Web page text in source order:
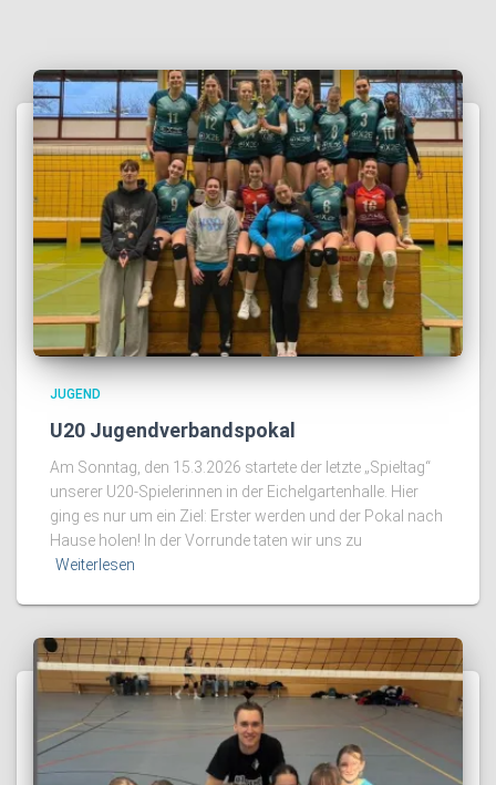
JUGEND
U20 Jugendverbandspokal
Am Sonntag, den 15.3.2026 startete der letzte „Spieltag“
unserer U20-Spielerinnen in der Eichelgartenhalle. Hier
ging es nur um ein Ziel: Erster werden und der Pokal nach
Hause holen! In der Vorrunde taten wir uns zu
Weiterlesen